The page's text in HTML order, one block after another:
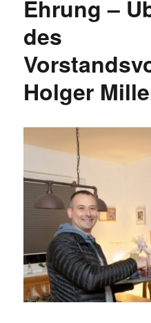
Ehrung –
des
Holger